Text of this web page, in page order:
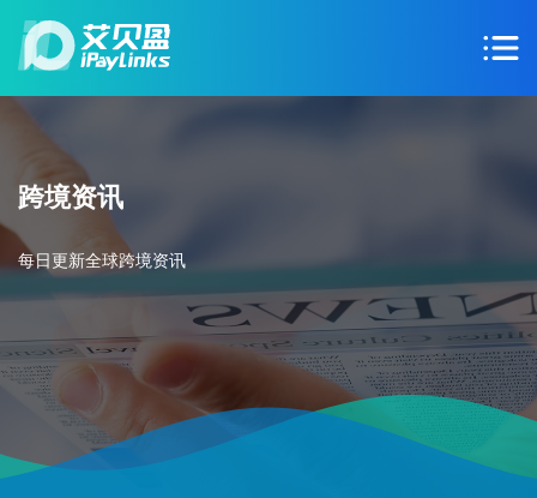
跨境资讯
每日更新全球跨境资讯